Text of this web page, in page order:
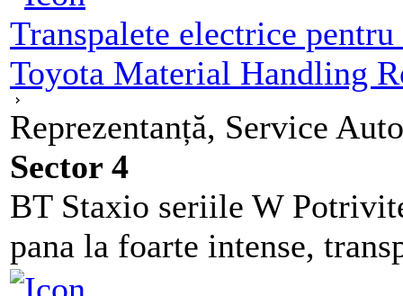
Transpalete electrice
Toyota Material Handling
Reprezentanță, Service
Sector 4
BT Staxio seriile W
pana la foarte intense,